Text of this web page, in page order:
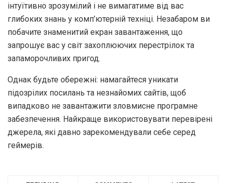
інтуїтивно зрозумілий і не вимагатиме від вас
глибоких знань у комп’ютерній техніці. Незабаром ви
побачите знаменитий екран завантаження, що
запрошує вас у світ захоплюючих перестрілок та
запаморочливих пригод.
Однак будьте обережні: намагайтеся уникати
підозрілих посилань та незнайомих сайтів, щоб
випадково не завантажити зловмисне програмне
забезпечення. Найкраще використовувати перевірені
джерела, які давно зарекомендували себе серед
геймерів.